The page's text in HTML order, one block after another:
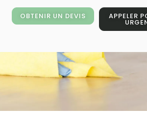
OBTENIR UN DEVIS APPELER